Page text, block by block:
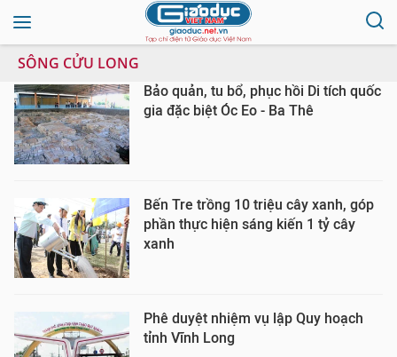
SÔNG CỬU LONG
Bảo quản, tu bổ, phục hồi Di tích quốc
gia đặc biệt Óc Eo - Ba Thê
Bến Tre trồng 10 triệu cây xanh, góp
phần thực hiện sáng kiến 1 tỷ cây
xanh
Phê duyệt nhiệm vụ lập Quy hoạch
tỉnh Vĩnh Long